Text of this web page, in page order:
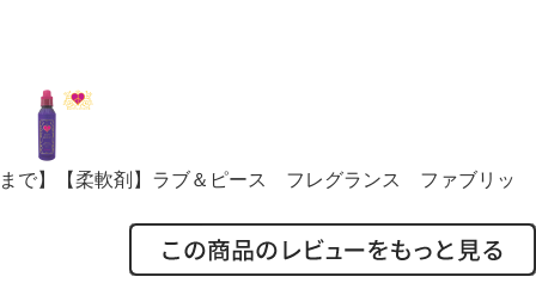
で】【柔軟剤】ラブ＆ピース フレグランス ファブリッ